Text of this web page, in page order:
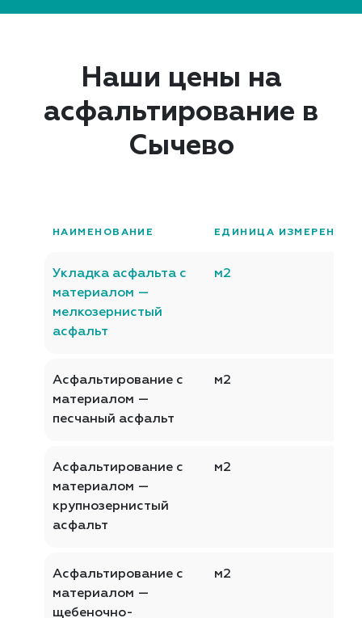
Наши цены на
асфальтирование в
Сычево
НАИМЕНОВАНИЕ ЕДИНИЦА ИЗМЕРЕНИЯ
Укладка асфальта с
материалом —
мелкозернистый
асфальт
м2
Асфальтирование с
материалом —
песчаный асфальт
м2
Асфальтирование с
материалом —
крупнозернистый
асфальт
м2
Асфальтирование с
материалом —
щебеночно-
м2